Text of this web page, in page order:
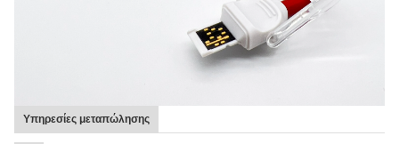
Υπηρεσίες μεταπώλησης